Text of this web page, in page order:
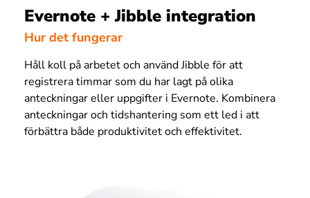
Evernote + Jibble integration
Hur det fungerar
Håll koll på arbetet och använd Jibble för att
registrera timmar som du har lagt på olika
anteckningar eller uppgifter i Evernote. Kombinera
anteckningar och tidshantering som ett led i att
förbättra både produktivitet och effektivitet.